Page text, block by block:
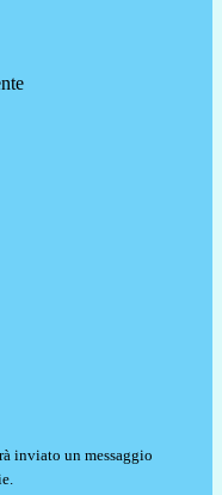
inviato un messaggio